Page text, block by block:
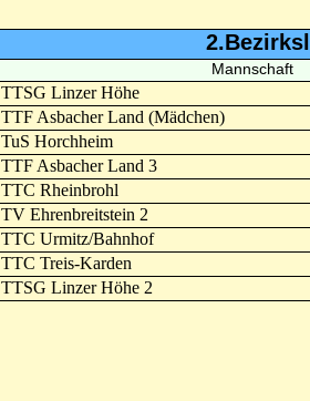
Mannschaft
TTSG Linzer Höhe
TTF Asbacher Land (Mädchen)
TuS Horchheim
TTF Asbacher Land 3
TTC Rheinbrohl
TV Ehrenbreitstein 2
TTC Urmitz/Bahnhof
TTC Treis-Karden
TTSG Linzer Höhe 2